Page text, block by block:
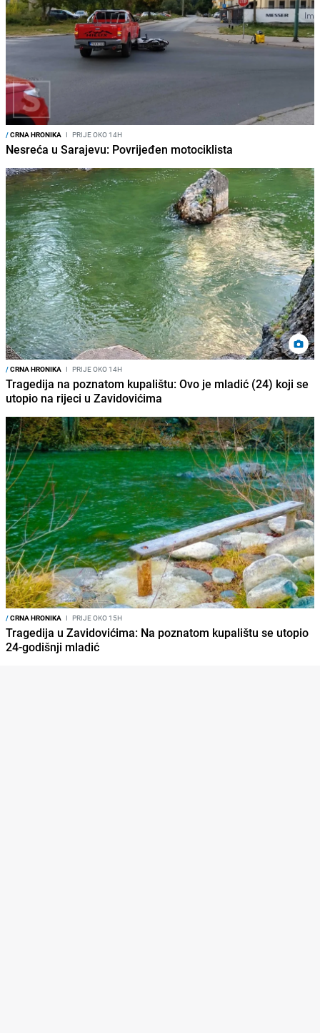
/CRNA HRONIKA I PRIJE OKO 14H
Nesreća u Sarajevu: Povrijeđen motociklista
/CRNA HRONIKA I PRIJE OKO 14H
Tragedija na poznatom kupalištu: Ovo je mladić (24) koji se
utopio na rijeci u Zavidovićima
/CRNA HRONIKA I PRIJE OKO 15H
Tragedija u Zavidovićima: Na poznatom kupalištu se utopio
24-godišnji mladić